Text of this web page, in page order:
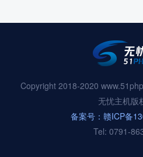
Copyright 2018-2020
无忧主机版
备案号：赣ICP备
Tel: 0791-